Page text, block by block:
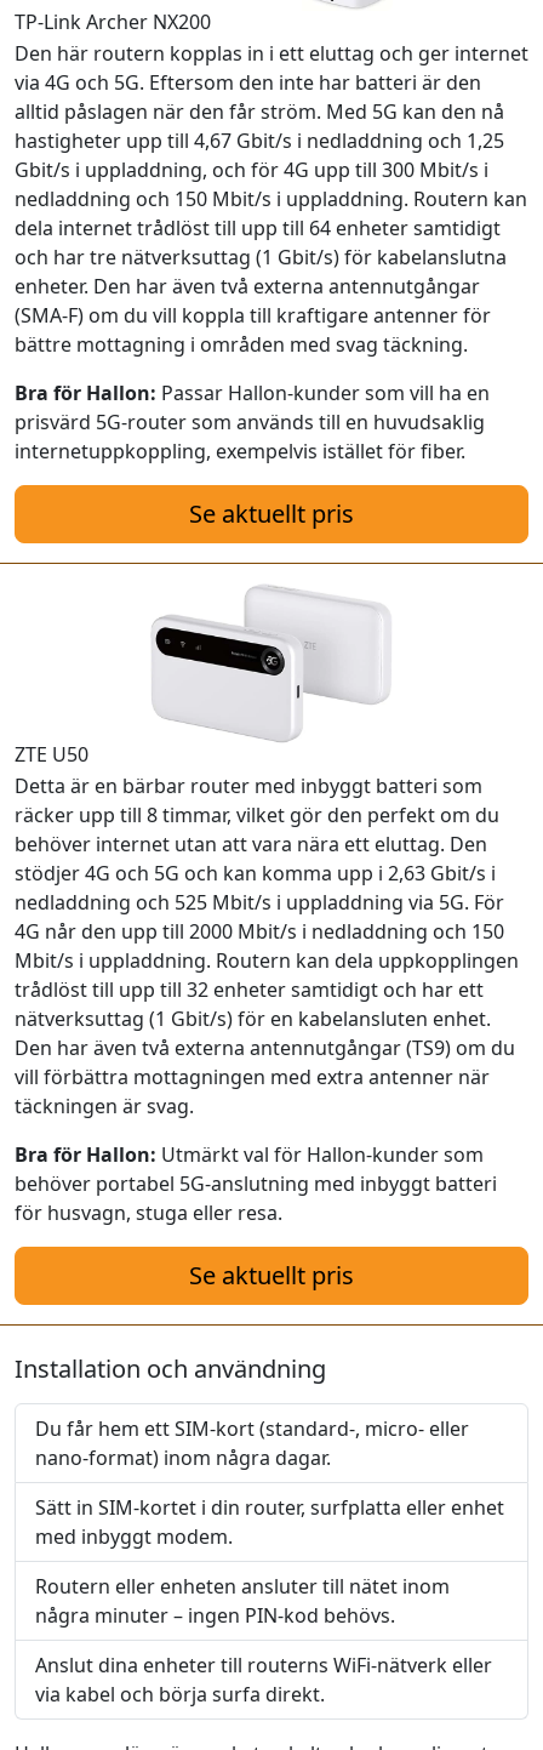
TP-Link Archer NX200
Den här routern kopplas in i ett eluttag och ger internet
via 4G och 5G. Eftersom den inte har batteri är den
alltid påslagen när den får ström. Med 5G kan den nå
hastigheter upp till 4,67 Gbit/s i nedladdning och 1,25
Gbit/s i uppladdning, och för 4G upp till 300 Mbit/s i
nedladdning och 150 Mbit/s i uppladdning. Routern kan
dela internet trådlöst till upp till 64 enheter samtidigt
och har tre nätverksuttag (1 Gbit/s) för kabelanslutna
enheter. Den har även två externa antennutgångar
(SMA-F) om du vill koppla till kraftigare antenner för
bättre mottagning i områden med svag täckning.
Bra för Hallon: Passar Hallon-kunder som vill ha en
prisvärd 5G-router som används till en huvudsaklig
internetuppkoppling, exempelvis istället för fiber.
Se aktuellt pris
ZTE U50
Detta är en bärbar router med inbyggt batteri som
räcker upp till 8 timmar, vilket gör den perfekt om du
behöver internet utan att vara nära ett eluttag. Den
stödjer 4G och 5G och kan komma upp i 2,63 Gbit/s i
nedladdning och 525 Mbit/s i uppladdning via 5G. För
4G når den upp till 2000 Mbit/s i nedladdning och 150
Mbit/s i uppladdning. Routern kan dela uppkopplingen
trådlöst till upp till 32 enheter samtidigt och har ett
nätverksuttag (1 Gbit/s) för en kabelansluten enhet.
Den har även två externa antennutgångar (TS9) om du
vill förbättra mottagningen med extra antenner när
täckningen är svag.
Bra för Hallon: Utmärkt val för Hallon-kunder som
behöver portabel 5G-anslutning med inbyggt batteri
för husvagn, stuga eller resa.
Se aktuellt pris
Installation och användning
Du får hem ett SIM-kort (standard-, micro- eller
nano-format) inom några dagar.
Sätt in SIM-kortet i din router, surfplatta eller enhet
med inbyggt modem.
Routern eller enheten ansluter till nätet inom
några minuter – ingen PIN-kod behövs.
Anslut dina enheter till routerns WiFi-nätverk eller
via kabel och börja surfa direkt.